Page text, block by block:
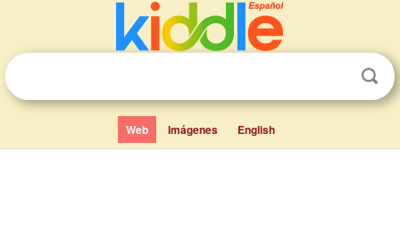
Web Imágenes English